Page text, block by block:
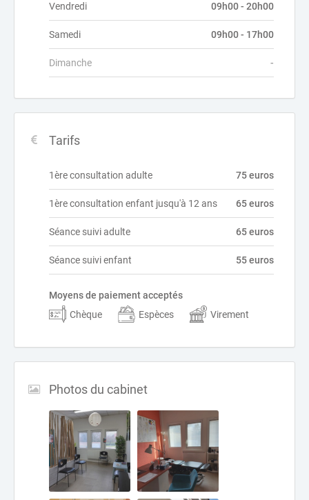
Vendredi 09h00 - 20h00
Samedi 09h00 - 17h00
Dimanche -
Tarifs
1ère consultation adulte 75 euros
1ère consultation enfant jusqu'à 12 ans 65 euros
Séance suivi adulte 65 euros
Séance suivi enfant 55 euros
Moyens de paiement acceptés
Chèque
Espèces Virement
Photos du cabinet